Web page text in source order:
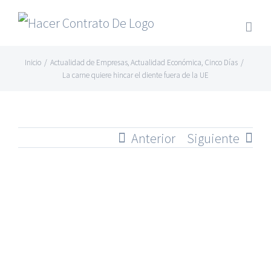
Skip
Inicio / Actualidad de Empresas,Actualidad Económica, Cinco Días /
La carne quiere hincar el diente fuera de la UE
Anterior Siguiente